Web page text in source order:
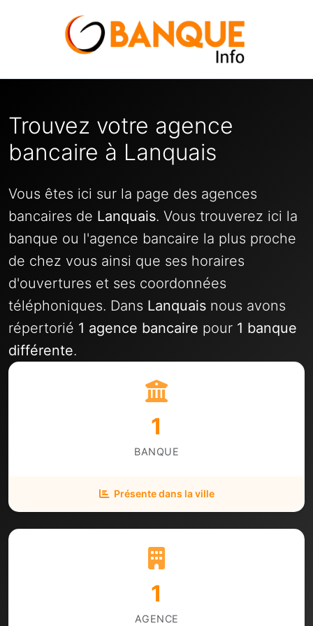
Trouvez votre agence
bancaire à Lanquais
Vous êtes ici sur la page des agences
bancaires de Lanquais. Vous trouverez ici la
banque ou l'agence bancaire la plus proche
de chez vous ainsi que ses horaires
d'ouvertures et ses coordonnées
téléphoniques. Dans Lanquais nous avons
répertorié 1 agence bancaire pour 1 banque
différente.
1
BANQUE
Présente dans la ville
1
AGENCE